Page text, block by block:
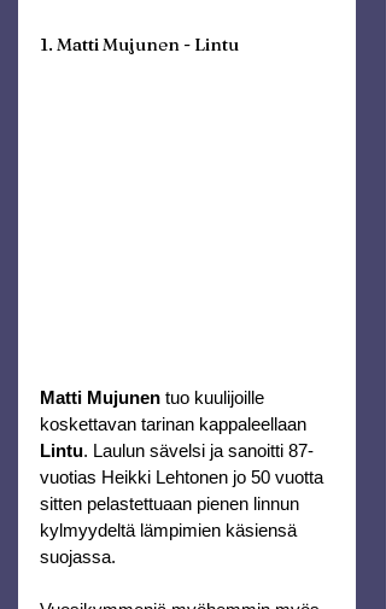
1. Matti Mujunen - Lintu
Matti Mujunen tuo kuulijoille
koskettavan tarinan kappaleellaan
Lintu. Laulun sävelsi ja sanoitti 87-
vuotias Heikki Lehtonen jo 50 vuotta
sitten pelastettuaan pienen linnun
kylmyydeltä lämpimien käsiensä
suojassa.